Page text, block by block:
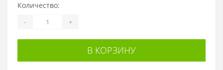
Количество:
- +
В КОРЗИНУ